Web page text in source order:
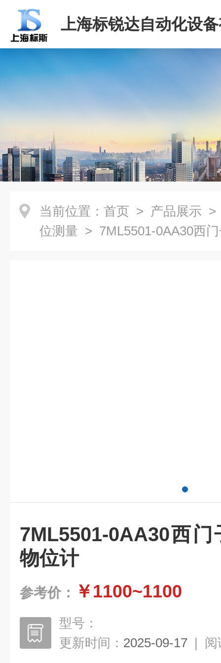
上海标锐达自动化设
司
当前位置： 首页 > 产品展示
位测量 > 7ML5501-0AA30西
7ML5501-0AA30西
物位计
参考价： ￥1100~1100
型号：
更新时间： 2025-09-17 | 阅